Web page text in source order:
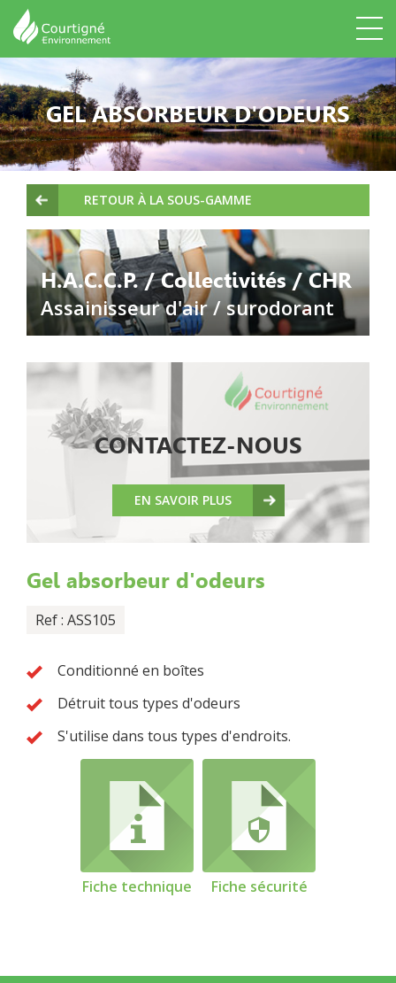
GEL ABSORBEUR D'ODEURS
RETOUR À LA SOUS-GAMME
H.A.C.C.P. / Collectivités / CHR
Assainisseur d'air / surodorant
CONTACTEZ-NOUS
EN SAVOIR PLUS
Gel absorbeur d'odeurs
Ref : ASS105
Conditionné en boîtes
Détruit tous types d'odeurs
S'utilise dans tous types d'endroits.
Fiche technique Fiche sécurité